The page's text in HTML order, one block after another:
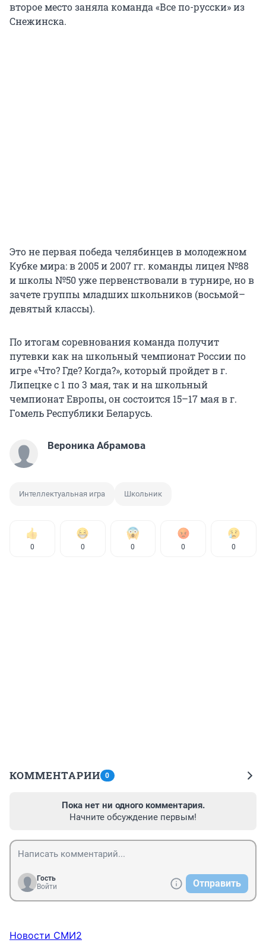
второе место заняла команда «Все по-русски» из
Снежинска.
Это не первая победа челябинцев в молодежном
Кубке мира: в 2005 и 2007 гг. команды лицея №88
и школы №50 уже первенствовали в турнире, но в
зачете группы младших школьников (восьмой–
девятый классы).
По итогам соревнования команда получит
путевки как на школьный чемпионат России по
игре «Что? Где? Когда?», который пройдет в г.
Липецке с 1 по 3 мая, так и на школьный
чемпионат Европы, он состоится 15–17 мая в г.
Гомель Республики Беларусь.
Вероника Абрамова
Интеллектуальная игра Школьник
0 0 0 0 0
КОММЕНТАРИИ 0
Пока нет ни одного комментария.
Начните обсуждение первым!
Гость
Войти
Отправить
Новости СМИ2